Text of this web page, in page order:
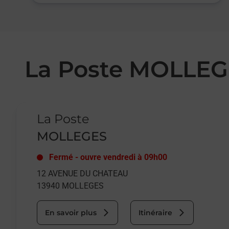
La Poste
La Poste
MOLLEGES
Fermé - ouvre vendredi à 09h00
12 AVENUE DU CHATEAU
13940 MOLLEGES
En savoir plus Itinéraire